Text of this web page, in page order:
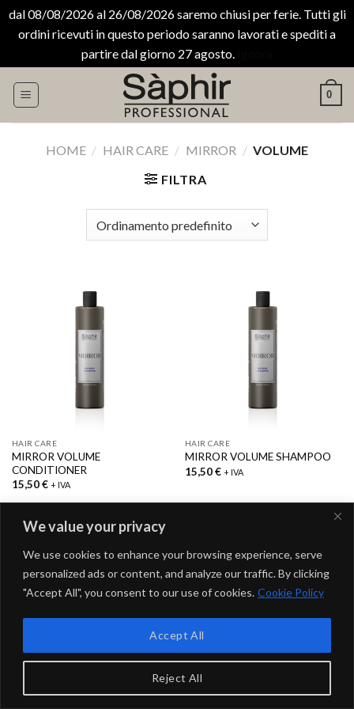
We value your privacy
We use cookies to enhance your browsing experience, serve
personalized ads or content, and analyze our traffic. By clicking
"Accept All", you consent to our use of cookies. Cookie Policy
Reject All
Accept All
dal 08/08/2026 al 26/08/2026 saremo chiusi per ferie. Tutti gli
ordini ricevuti in questo periodo saranno lavorati e spediti a
partire dal giorno 27 agosto.
0
HOME / HAIR CARE / MIRROR / VOLUME
FILTRA
HAIR CARE
MIRROR VOLUME
CONDITIONER
15,50€ + IVA
HAIR CARE
MIRROR VOLUME SHAMPOO
15,50€ + IVA
Copyright 2026 ©Saphir Professional- Naico srl | P.IVA
15026241998